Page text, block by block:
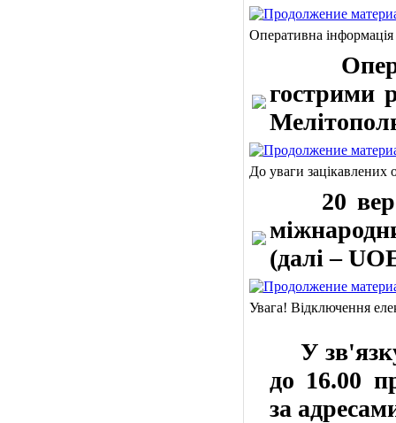
Оперативна
гострими
До уваги зацікавлених
20
(далі –
Увага! Відключення
У зв'язку
до 16.00
за